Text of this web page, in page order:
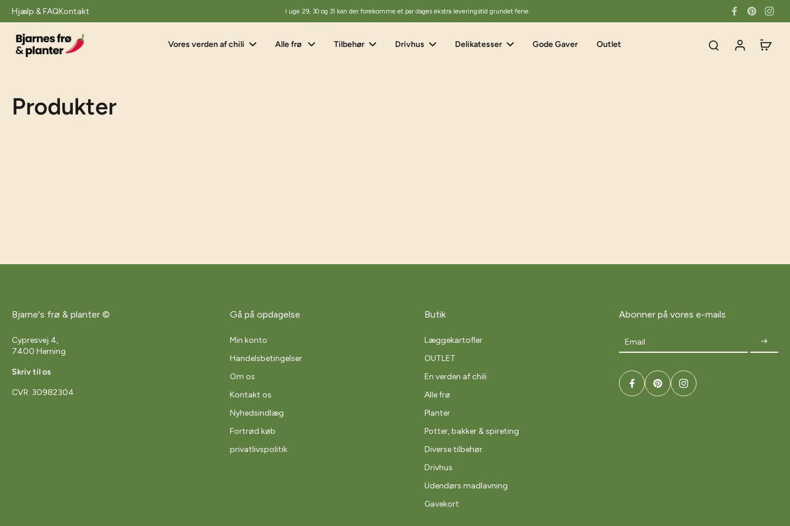
Hjælp & FAQKontakt I uge 29, 30 og 31 kan der forekomme et par dages ekstra leveringstid grundet ferie.
Vores verden af chili Alle frø Tilbehør Drivhus Delikatesser Gode Gaver Outlet
Produkter
Bjarne's frø & planter ©
Cypresvej 4,
7400 Herning
Skriv til os
CVR: 30982304
Gå på opdagelse
Min konto
Handelsbetingelser
Om os
Kontakt os
Nyhedsindlæg
Fortrød køb
privatlivspolitik
Butik
Læggekartofler
OUTLET
En verden af chili
Alle frø
Planter
Potter, bakker & spireting
Diverse tilbehør
Drivhus
Udendørs madlavning
Gavekort
Abonner på vores e-mails
Email